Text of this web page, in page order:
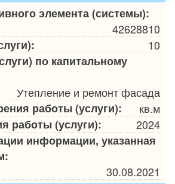
элемента (системы):
42628810
10
по капитальному
Утепление и ремонт фасада
работы (услуги):
кв.м
работы (услуги):
2024
информации, указанная
30.08.2021